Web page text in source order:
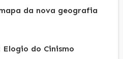
da nova geografia
do Cinismo